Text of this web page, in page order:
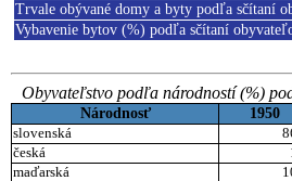
Trvale obývané domy a byty podľa sčítaní
Vybavenie bytov (%) podľa sčítaní
Obyvateľstvo podľa národností (%)
Národnosť 1950
slovenská
česká
maďarská